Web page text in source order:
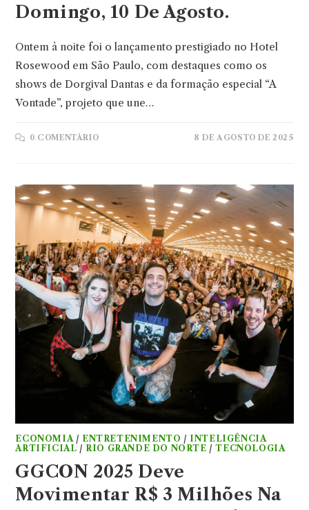
Domingo, 10 De Agosto.
Ontem à noite foi o lançamento prestigiado no Hotel
Rosewood em São Paulo, com destaques como os
shows de Dorgival Dantas e da formação especial “A
Vontade”, projeto que une…
0 COMENTÁRIO 8 DE AGOSTO DE 2025
ECONOMIA / ENTRETENIMENTO / INTELIGÊNCIA
ARTIFICIAL / RIO GRANDE DO NORTE /TECNOLOGIA
GGCON 2025 Deve
Movimentar R$ 3 Milhões Na